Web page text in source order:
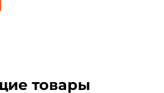
товары